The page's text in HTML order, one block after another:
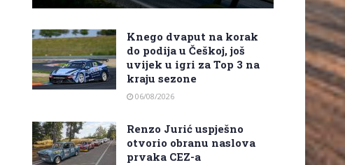
Knego dvaput na korak
do podija u Češkoj, još
uvijek u igri za Top 3 na
kraju sezone
06/08/2026
Renzo Jurić uspješno
otvorio obranu naslova
prvaka CEZ-a